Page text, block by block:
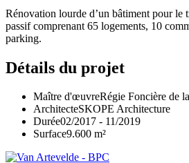
Rénovation lourde d’un bâtiment pour le
passif comprenant 65 logements, 10
parking.
Détails du projet
Maître d'œuvreRégie Foncière de
ArchitecteSKOPE Architecture
Durée02/2017 - 11/2019
Surface9.600 m²